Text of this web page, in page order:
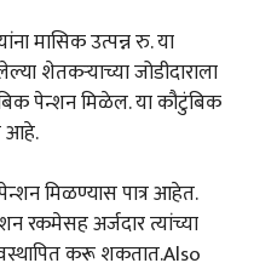
मासिक उत्पन्न रु. या
शेतकऱ्याच्या जोडीदाराला
पेन्शन मिळेल. या कौटुंबिक
आहे.
मिळण्यास पात्र आहेत.
रकमेसह अर्जदार त्यांच्या
करू शकतात.Also